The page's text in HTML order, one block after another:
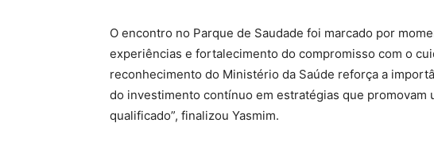
O encontro no Parque de Saudade foi marcado por
experiências e fortalecimento do compromisso com o
reconhecimento do Ministério da Saúde reforça a
do investimento contínuo em estratégias que promovam
qualificado”, finalizou Yasmim.